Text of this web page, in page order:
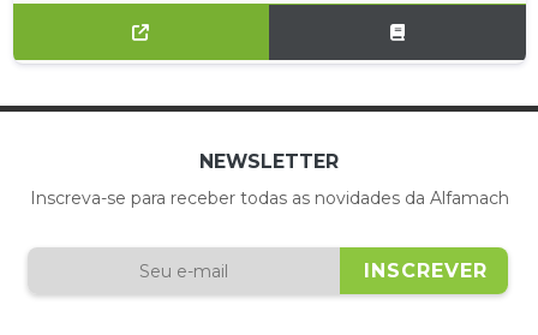
NEWSLETTER
Inscreva-se para receber todas as novidades da Alfamach